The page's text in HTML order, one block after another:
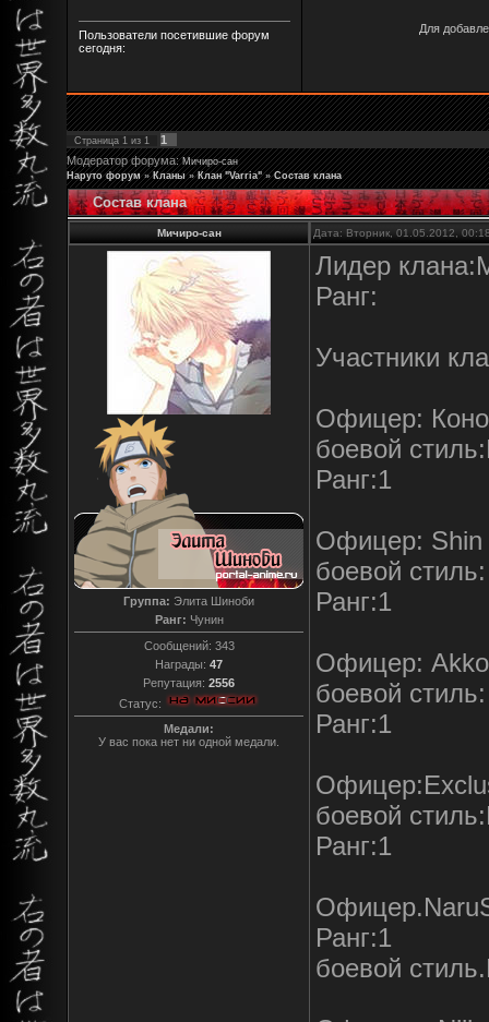
Пользователи посетившие форум
сегодня:
Для
Страница 1 из 1
1
Модератор форума:Мичиро-сан
Наруто форум » Кланы » Клан "Varria" » Состав клана
Состав клана
Мичиро-сан Дата: Вторник, 01.05.2012,
Группа: Элита Шиноби
Ранг: Чунин
Сообщений: 343
Награды: 47
Репутация: 2556
Статус:
Медали:
У вас пока нет ни одной медали.
Лидер
Ранг:
Участники
Офицер:
боевой
Ранг:1
Офицер:
боевой
Ранг:1
Офицер: Akko
боевой
Ранг:1
боевой
Ранг:1
Ранг:1
боевой